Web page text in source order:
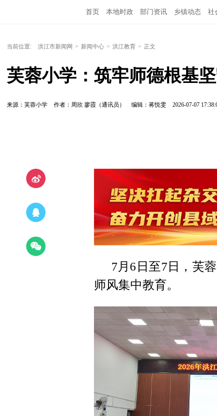
首页 本地时政 部门资讯 乡镇动态 社
当前位置: 洪江市新闻网 > 新闻中心 > 洪江教育 > 正文
芙蓉小学：筑牢师德根基
来源：芙蓉小学 作者：周欣 廖霞（通讯员） 编辑：蒋悦雯 2026-07-07
7月6日至7日，芙
师风集中教育。